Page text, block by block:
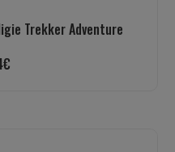
Trekker Adventure
€